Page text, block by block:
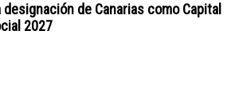
designación de Canarias como Capital
2027